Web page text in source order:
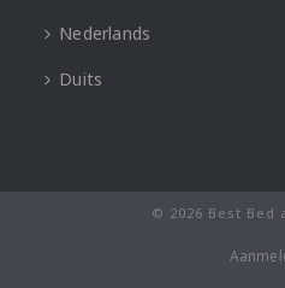
Nederlands
Duits
© 2026 Best Bed